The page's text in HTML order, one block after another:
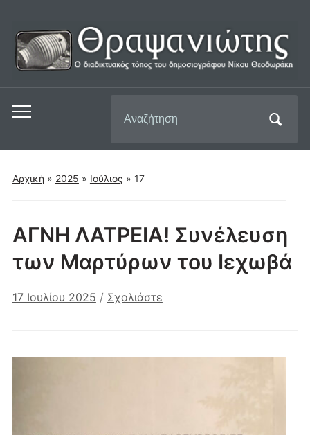
Εναλλαγή
μενού
για
για:
Αρχική » 2025 » Ιούλιος » 17
ΑΓΝΗ ΛΑΤΡΕΙΑ! Συνέλευση
των Μαρτύρων του Ιεχωβά
17 Ιουλίου 2025 / Σχολιάστε